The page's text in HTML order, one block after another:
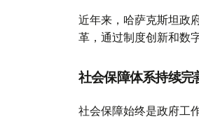
近年来，哈萨克斯坦政
革，通过制度创新和数
社会保障体系持续完
社会保障始终是政府工